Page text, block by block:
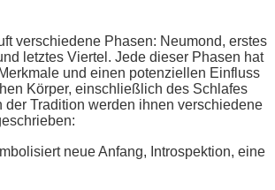
verschiedene Phasen: Neumond, erstes
letztes Viertel. Jede dieser Phasen hat
und einen potenziellen Einfluss
Körper, einschließlich des Schlafes
der Tradition werden ihnen verschiedene
neue Anfang, Introspektion, eine